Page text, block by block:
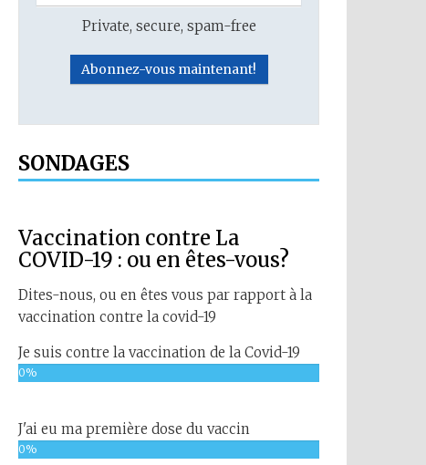
Private, secure, spam-free
SONDAGES
Vaccination contre La
COVID-19 : ou en êtes-vous?
Dites-nous, ou en êtes vous par rapport à la
vaccination contre la covid-19
Je suis contre la vaccination de la Covid-19
0%
J'ai eu ma première dose du vaccin
0%